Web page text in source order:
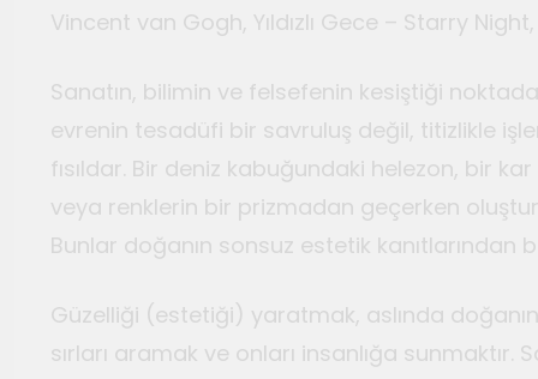
Vincent van Gogh, Yıldızlı Gece – Starry Night,
Sanatın, bilimin ve felsefenin kesiştiği
evrenin tesadüfi bir savruluş değil, titizlikle
fısıldar. Bir deniz kabuğundaki helezon, bir
veya renklerin bir prizmadan geçerken
Bunlar doğanın sonsuz estetik kanıtlarından
Güzelliği (estetiği) yaratmak, aslında
sırları aramak ve onları insanlığa sunmaktır.